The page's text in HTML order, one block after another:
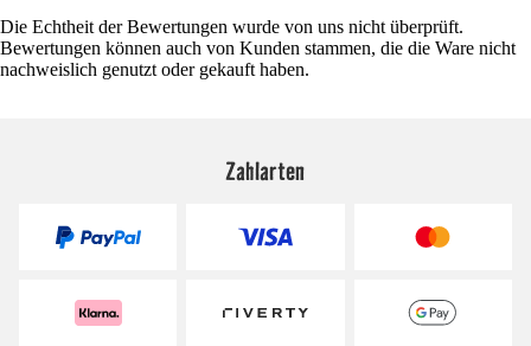
Die Echtheit der Bewertungen wurde von uns nicht überprüft.
Bewertungen können auch von Kunden stammen, die die Ware nicht
nachweislich genutzt oder gekauft haben.
Zahlarten